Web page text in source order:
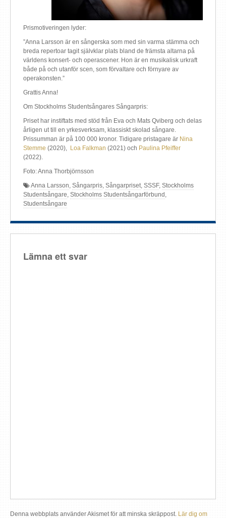
Prismotiveringen lyder:
”Anna Larsson är en sångerska som med sin varma stämma och
breda repertoar tagit självklar plats bland de främsta altarna på
världens konsert- och operascener. Hon är en musikalisk urkraft
både på och utanför scen, som förvaltare och förnyare av
operakonsten.”
Grattis Anna!
Om Stockholms Studentsångares Sångarpris:
Priset har instiftats med stöd från Eva och Mats Qviberg och delas
årligen ut till en yrkesverksam, klassiskt skolad sångare.
Prissumman är på 100 000 kronor. Tidigare pristagare är Nina
Stemme (2020), Loa Falkman (2021) och Paulina Pfeiffer
(2022).
Foto: Anna Thorbjörnsson
Anna Larsson Sångarpris Sångarpriset SSSF, Stockholms
Studentsångare Stockholms Studentsångarförbund
Studentsångare
Lämna ett svar
Denna webbplats använder Akismet för att minska skräppost. Lär dig om